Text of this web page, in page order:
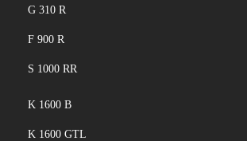
G 310 R
F 900 R
S 1000 RR
K 1600 B
K 1600 GTL